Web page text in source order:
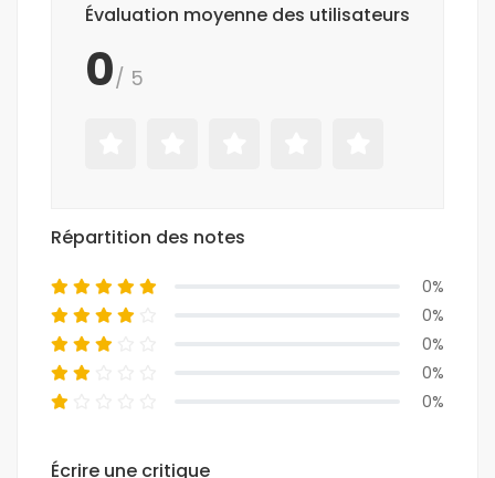
Évaluation moyenne des utilisateurs
0/ 5
Répartition des notes
0%
0%
0%
0%
0%
Écrire une critique